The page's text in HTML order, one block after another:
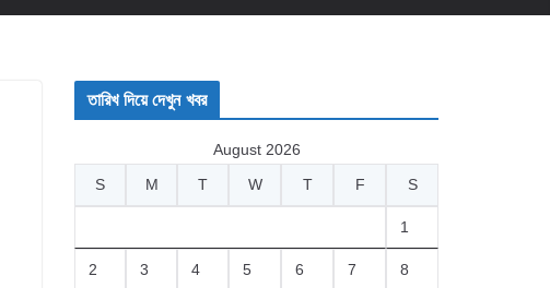
তারিখ দিয়ে দেখুন খবর
August 2026
S
M T W T F S
1
2 3 4 5 6 7 8